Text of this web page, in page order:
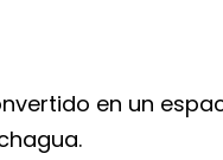
en un